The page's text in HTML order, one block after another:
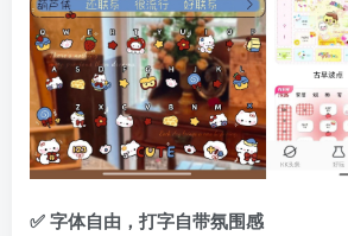
✅ 字体自由，打字自带氛围感